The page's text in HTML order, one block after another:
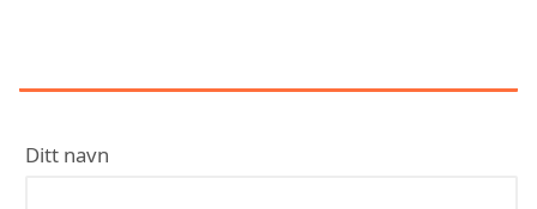
Ditt navn